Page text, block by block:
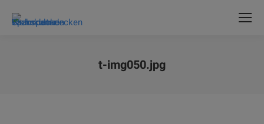
t-img050.jpg